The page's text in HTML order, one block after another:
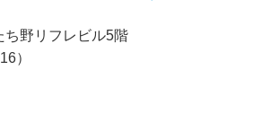
ち野リフレビル5階
）